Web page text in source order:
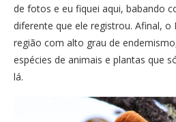
de fotos e eu fiquei aqui, babando
diferente que ele registrou. Afinal,
região com alto grau de
espécies de animais e plantas que
lá.